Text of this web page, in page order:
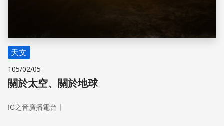
天文
105/02/05
關於太空、關於地球
IC之音廣播電台 ｜